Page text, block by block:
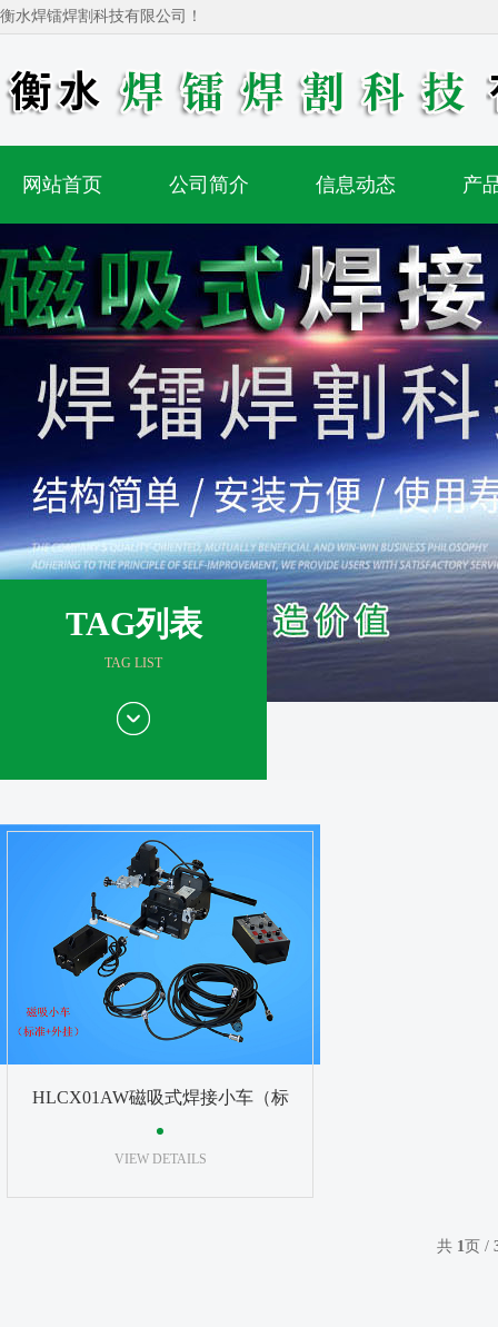
衡水焊镭焊割科技有限公司！
网站首页 公司简介 信息动态 产
TAG列表
TAG LIST
HLCX01AW磁吸式焊接小车（标
VIEW DETAILS
共 1页 /